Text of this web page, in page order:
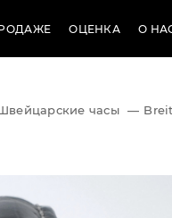
ОЦЕНКА О
часы —